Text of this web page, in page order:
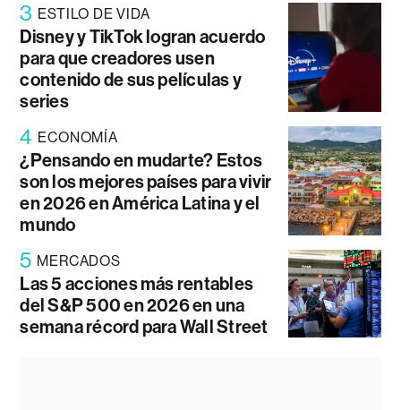
3 ESTILO DE VIDA
Disney y TikTok logran acuerdo
para que creadores usen
contenido de sus películas y
series
4 ECONOMÍA
¿Pensando en mudarte? Estos
son los mejores países para vivir
en 2026 en América Latina y el
mundo
5 MERCADOS
Las 5 acciones más rentables
del S&P 500 en 2026 en una
semana récord para Wall Street